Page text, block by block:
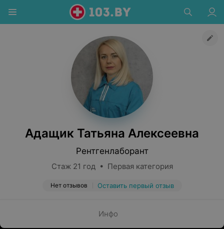
Адащик Татьяна Алексеевна
Рентгенлаборант
Стаж 21 год • Первая категория
Нет отзывов Оставить первый отзыв
Инфо